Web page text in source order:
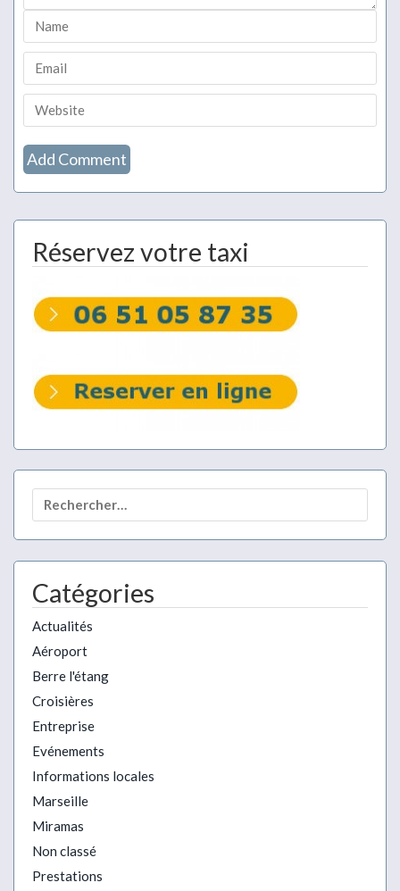
Réservez votre taxi
Rechercher :
Catégories
Actualités
Aéroport
Berre l'étang
Croisières
Entreprise
Evénements
Informations locales
Marseille
Miramas
Non classé
Prestations